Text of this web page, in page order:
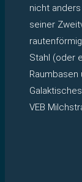
nicht
seiner
Stahl (oder
Raumbasen
VEB